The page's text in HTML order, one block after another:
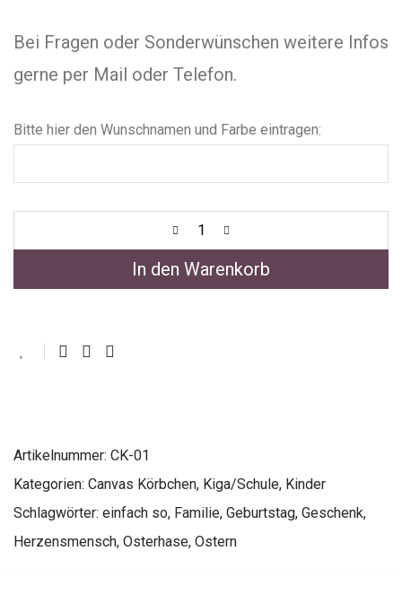
Bei Fragen oder Sonderwünschen weitere Infos
gerne per Mail oder Telefon.
Bitte hier den Wunschnamen und Farbe eintragen:
In den Warenkorb
Artikelnummer: CK-01
Kategorien: Canvas Körbchen, Kiga/Schule, Kinder
Schlagwörter: einfach so, Familie, Geburtstag, Geschenk,
Herzensmensch, Osterhase, Ostern